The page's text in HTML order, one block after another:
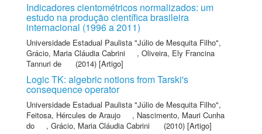
Indicadores cientométricos normalizados: um
estudo na produção científica brasileira
internacional (1996 a 2011)
Universidade Estadual Paulista "Júlio de Mesquita Filho",
Grácio, Maria Cláudia Cabrini
, Oliveira, Ely Francina
Tannuri de
(2014) [Artigo]
Logic TK: algebric notions from Tarski's
consequence operator
Universidade Estadual Paulista "Júlio de Mesquita Filho",
Feitosa, Hércules de Araujo
, Nascimento, Mauri Cunha
do
, Grácio, Maria Cláudia Cabrini (2010) [Artigo]